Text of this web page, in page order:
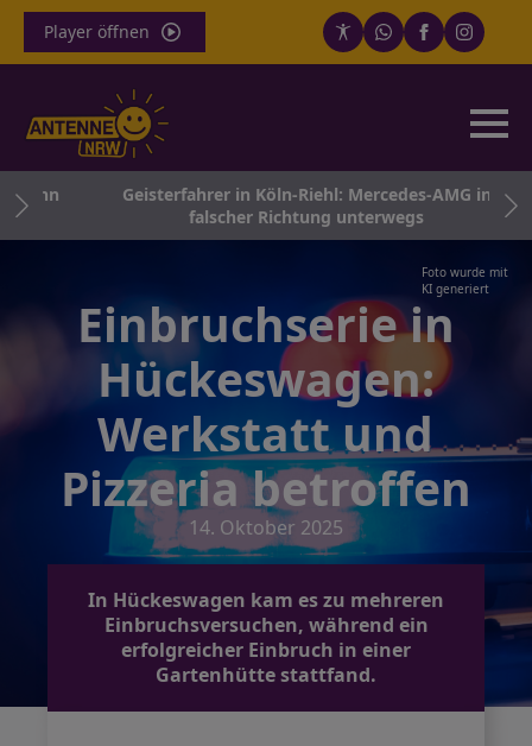
Player öffnen
Geisterfahrer in Köln-Riehl: Mercedes-AMG in
falscher Richtung unterwegs
Foto wurde mit
KI generiert
Einbruchserie in
Hückeswagen:
Werkstatt und
Pizzeria betroffen
14. Oktober 2025
In Hückeswagen kam es zu mehreren
Einbruchsversuchen, während ein
erfolgreicher Einbruch in einer
Gartenhütte stattfand.